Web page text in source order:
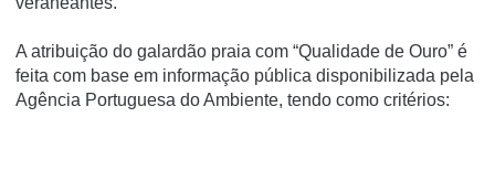
A atribuição do galardão praia com “Qualidade de Ouro” é
feita com base em informação pública disponibilizada pela
Agência Portuguesa do Ambiente, tendo como critérios: